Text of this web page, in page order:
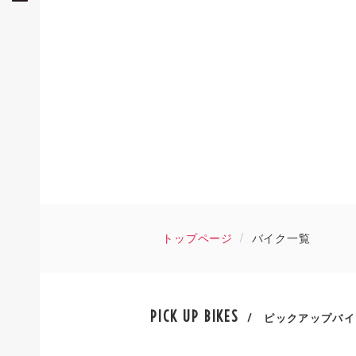
トップページ バイク一覧
PICK UP BIKES / ピックアップバ